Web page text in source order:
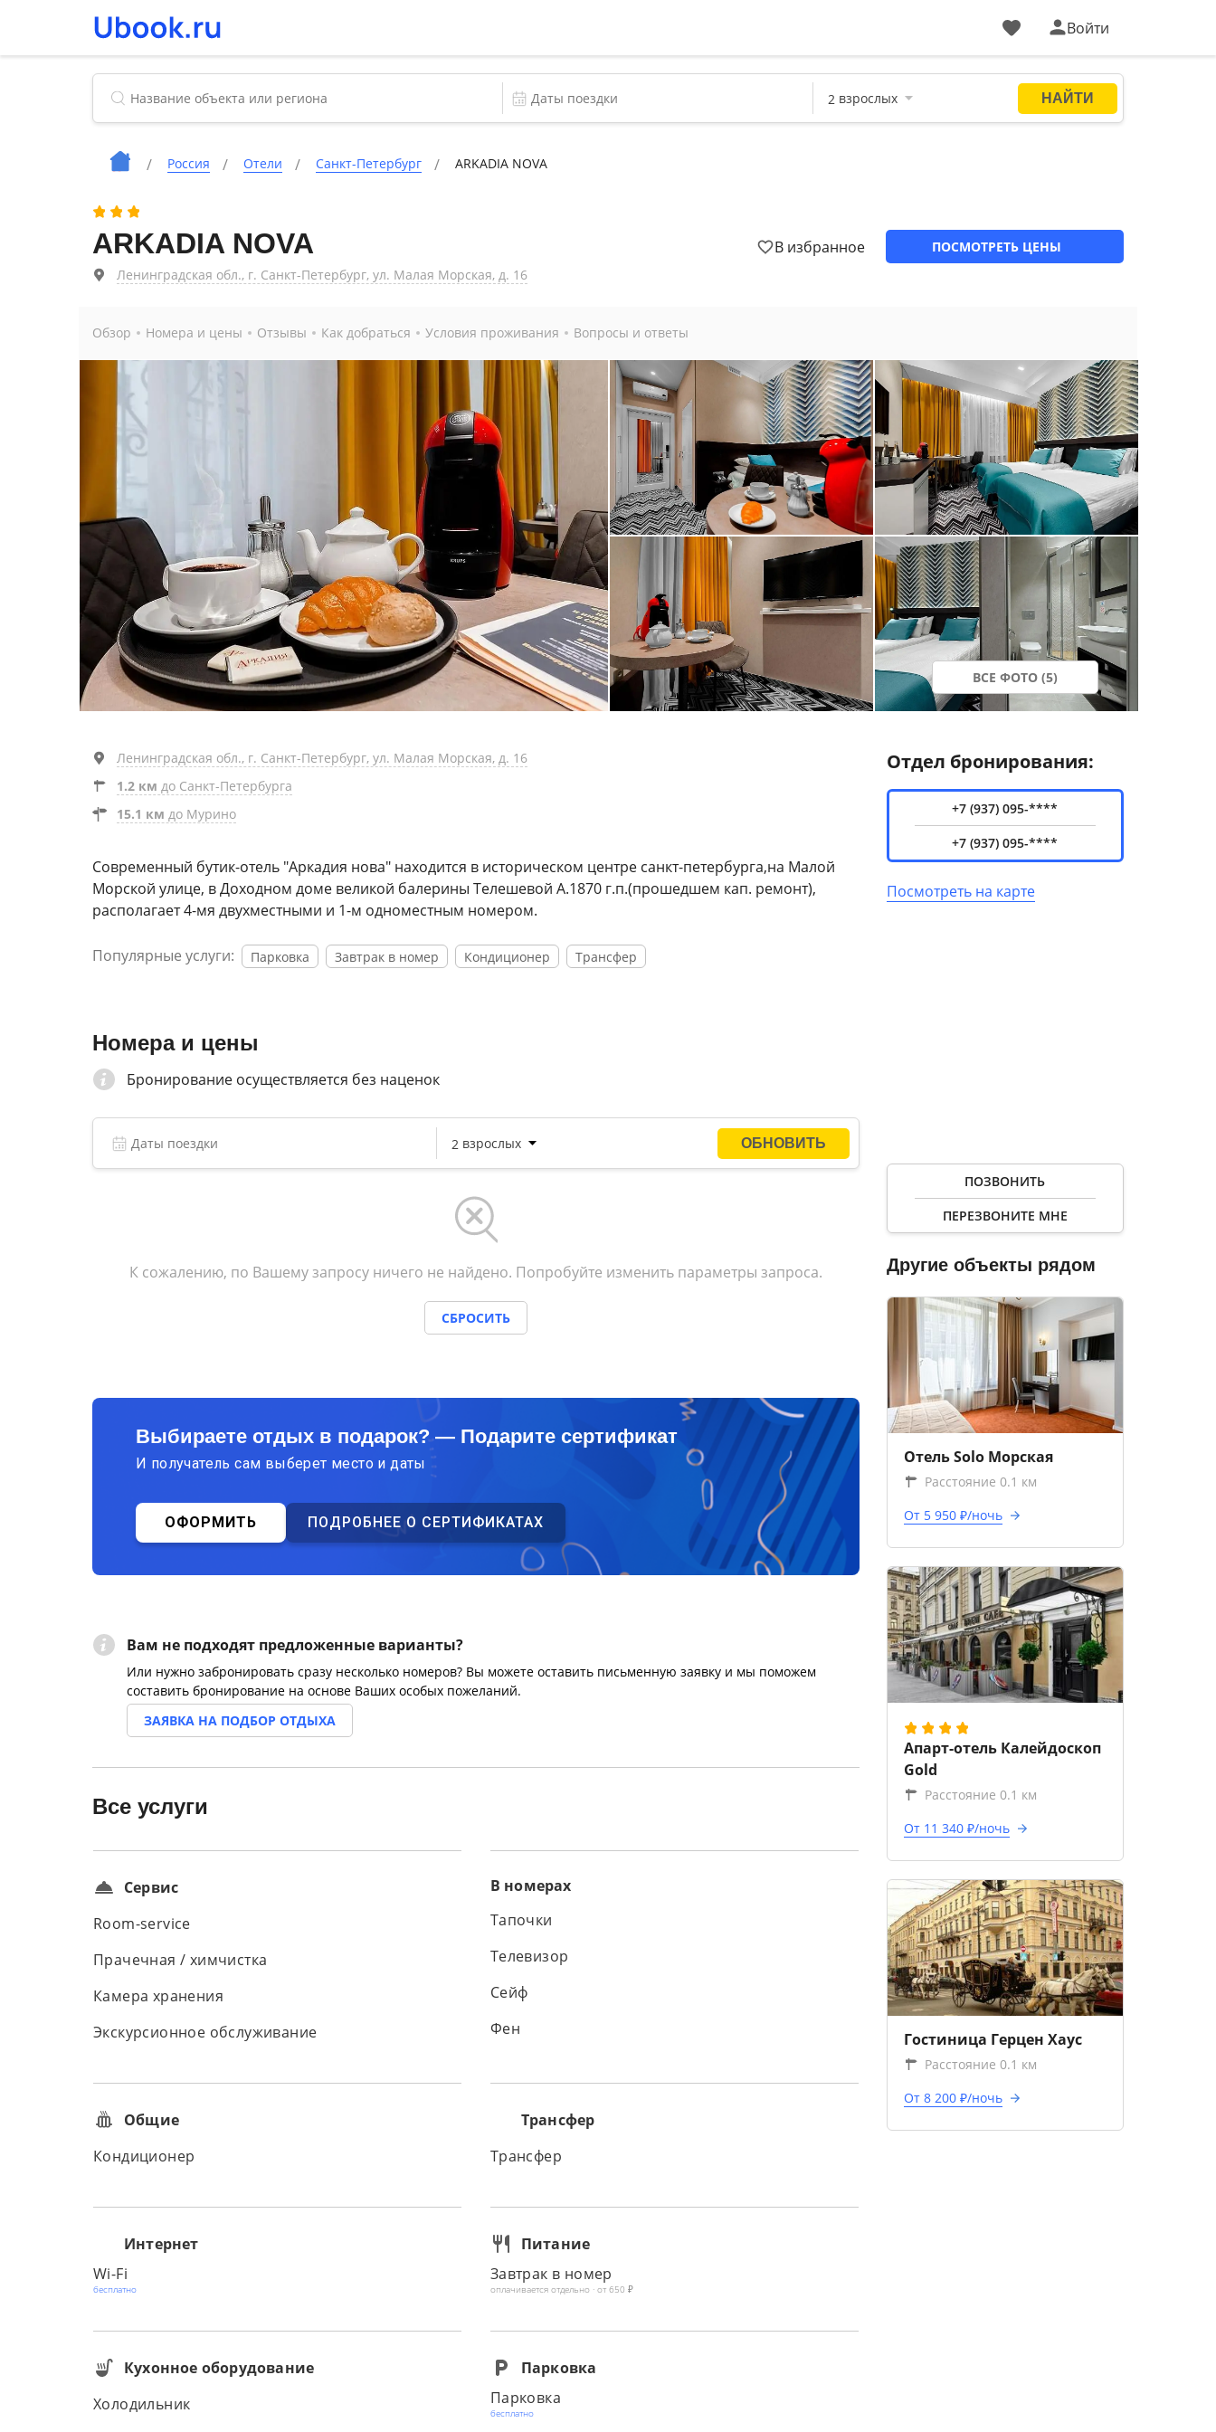
Войти
Россия Отели Санкт-Петербург ARKADIA NOVA
ARKADIA NOVA
Ленинградская обл., г. Санкт-Петербург, ул. Малая Морская, д. 16
В избранное ПОСМОТРЕТЬ ЦЕНЫ
Обзор Номера и цены Отзывы Как добраться Условия проживания Вопросы и ответы
ВСЕ ФОТО (5)
Ленинградская обл., г. Санкт-Петербург, ул. Малая Морская, д. 16
1.2 км до Санкт-Петербурга
15.1 км до Мурино
Современный бутик-отель "Аркадия нова" находится в историческом центре санкт-петербурга,на Малой
Морской улице, в Доходном доме великой балерины Телешевой А.1870 г.п.(прошедшем кап. ремонт),
располагает 4-мя двухместными и 1-м одноместным номером.
Популярные услуги: Парковка Завтрак в номер Кондиционер Трансфер
Номера и цены
Бронирование осуществляется без наценок
К сожалению, по Вашему запросу ничего не найдено. Попробуйте изменить параметры запроса.
СБРОСИТЬ
Выбираете отдых в подарок? — Подарите сертификат
И получатель сам выберет место и даты
ОФОРМИТЬ ПОДРОБНЕЕ О СЕРТИФИКАТАХ
Вам не подходят предложенные варианты?
Или нужно забронировать сразу несколько номеров? Вы можете оставить письменную заявку и мы поможем
составить бронирование на основе Ваших особых пожеланий.
ЗАЯВКА НА ПОДБОР ОТДЫХА
Все услуги
Сервис
Room-service
Прачечная / химчистка
Камера хранения
Экскурсионное обслуживание
В номерах
Тапочки
Телевизор
Сейф
Фен
Общие
Кондиционер
Трансфер
Трансфер
Интернет
Wi-Fi
бесплатно
Питание
Завтрак в номер
оплачивается отдельно · от 650 ₽
Кухонное оборудование
Холодильник
Парковка
Парковка
бесплатно
Отдел бронирования:
+7 (937) 095-****
+7 (937) 095-****
Посмотреть на карте
ПОЗВОНИТЬ
ПЕРЕЗВОНИТЕ МНЕ
Другие объекты рядом
Отель Solo Морская
Расстояние 0.1 км
От 5 950 ₽/ночь
Апарт-отель Калейдоскоп
Gold
Расстояние 0.1 км
От 11 340 ₽/ночь
Гостиница Герцен Хаус
Расстояние 0.1 км
От 8 200 ₽/ночь